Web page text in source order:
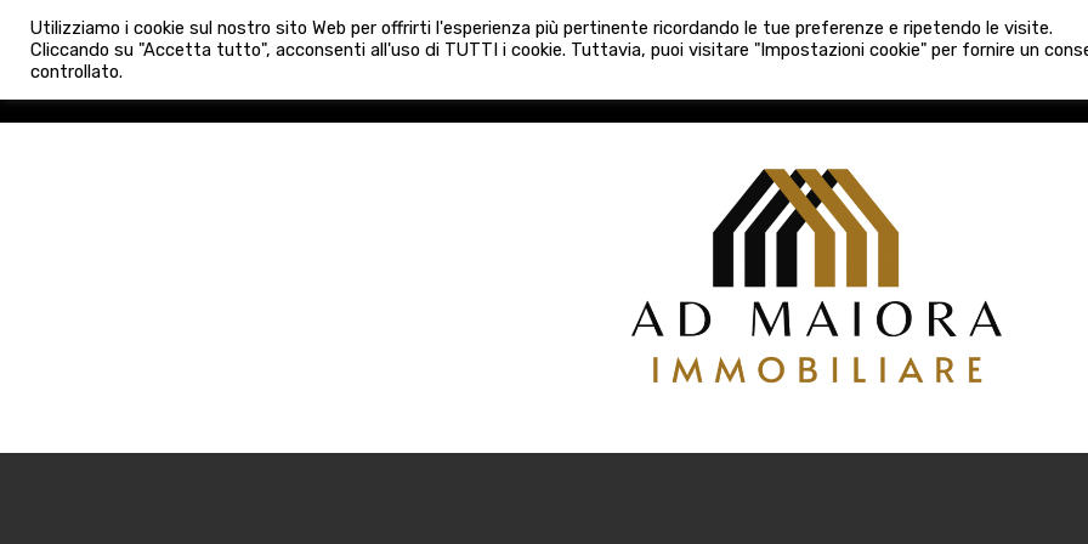
HOME AGENZIA NUOVE COSTRUZIONI VENDITA LOCAZIONI ATTIVITÀ
info@admaioraimmobiliare.it 080 3759025
Utilizziamo i cookie sul nostro sito Web per offrirti l'esperienza più pertinente ricordando le tue preferenze e ripetendo le visite.
Cliccando su "Accetta tutto", acconsenti all'uso di TUTTI i cookie. Tuttavia, puoi visitare "Impostazioni cookie" per fornire un
controllato.